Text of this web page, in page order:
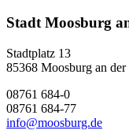
Stadt Moosburg
Stadtplatz 13
85368 Moosburg an der
08761 684-0
08761 684-77
info@moosburg.de